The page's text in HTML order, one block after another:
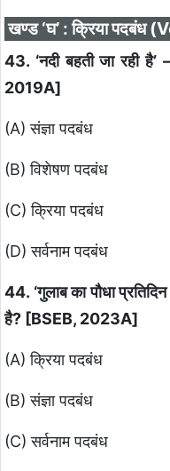
खण्ड ‘घ’ : क्रिया पदबंध
43. ‘नदी बहती जा रही
2019A]
(A) संज्ञा पदबंध
(B) विशेषण पदबंध
(C) क्रिया पदबंध
(D) सर्वनाम पदबंध
44. ‘गुलाब का पौधा
है? [BSEB, 2023A]
(A) क्रिया पदबंध
(B) संज्ञा पदबंध
(C) सर्वनाम पदबंध